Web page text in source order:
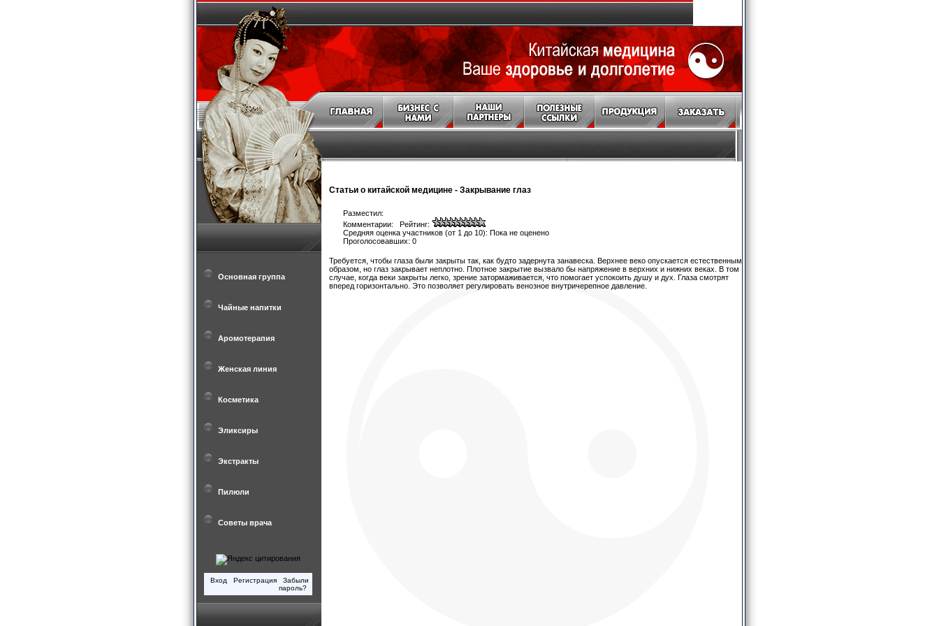
Основная группа
Чайные напитки
Аромотерапия
Женская линия
Косметика
Эликсиры
Экстракты
Пилюли
Советы врача
Вход Регистрация
Забыли
пароль?
Статьи о китайской медицине - Закрывание глаз
Разместил:
Комментарии: Рейтинг:
Средняя оценка участников (от 1 до 10): Пока не оценено
Проголосовавших: 0
Требуется, чтобы глаза были закрыты так, как будто задернута занавеска. Верхнее веко опускается естественным
образом, но глаз закрывает неплотно. Плотное закрытие вызвало бы напряжение в верхних и нижних веках. В том
случае, когда веки закрыты легко, зрение затормаживается, что помогает успокоить душу и дух. Глаза смотрят
вперед горизонтально. Это позволяет регулировать венозное внутричерепное давление.